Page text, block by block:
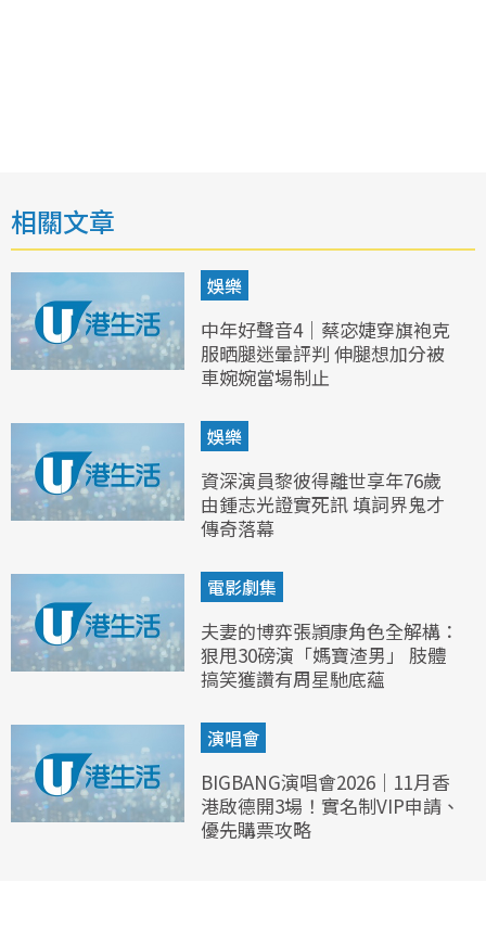
相關文章
娛樂
中年好聲音4｜蔡宓婕穿旗袍克
服晒腿迷暈評判 伸腿想加分被
車婉婉當場制止
娛樂
資深演員黎彼得離世享年76歲
由鍾志光證實死訊 填詞界鬼才
傳奇落幕
電影劇集
夫妻的博弈張頴康角色全解構：
狠甩30磅演「媽寶渣男」 肢體
搞笑獲讚有周星馳底蘊
演唱會
BIGBANG演唱會2026｜11月香
港啟德開3場！實名制VIP申請、
優先購票攻略